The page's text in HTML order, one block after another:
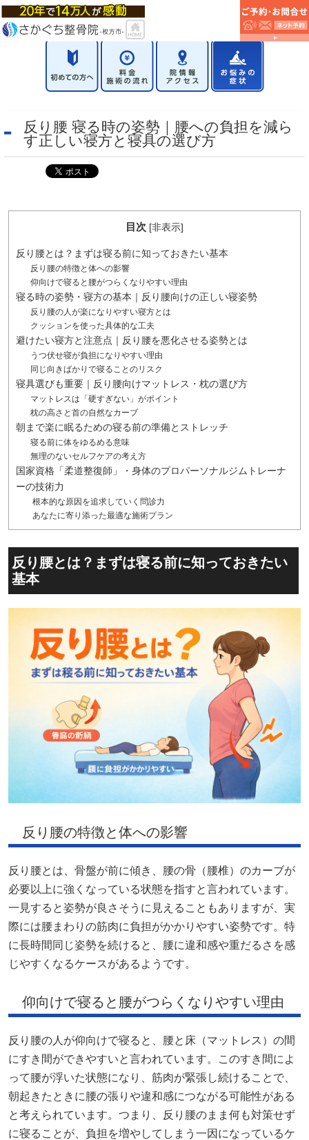
反り腰 寝る時の姿勢｜腰への負担を減ら
す正しい寝方と寝具の選び方
目次 [非表示]
反り腰とは？まずは寝る前に知っておきたい基本
反り腰の特徴と体への影響
仰向けで寝ると腰がつらくなりやすい理由
寝る時の姿勢・寝方の基本｜反り腰向けの正しい寝姿勢
反り腰の人が楽になりやすい寝方とは
クッションを使った具体的な工夫
避けたい寝方と注意点｜反り腰を悪化させる姿勢とは
うつ伏せ寝が負担になりやすい理由
同じ向きばかりで寝ることのリスク
寝具選びも重要｜反り腰向けマットレス・枕の選び方
マットレスは「硬すぎない」がポイント
枕の高さと首の自然なカーブ
朝まで楽に眠るための寝る前の準備とストレッチ
寝る前に体をゆるめる意味
無理のないセルフケアの考え方
国家資格「柔道整復師」・身体のプロパーソナルジムトレーナ
ーの技術力
根本的な原因を追求していく問診力
あなたに寄り添った最適な施術プラン
反り腰とは？まずは寝る前に知っておきたい
基本
反り腰の特徴と体への影響
反り腰とは、骨盤が前に傾き、腰の骨（腰椎）のカーブが
必要以上に強くなっている状態を指すと言われています。
一見すると姿勢が良さそうに見えることもありますが、実
際には腰まわりの筋肉に負担がかかりやすい姿勢です。特
に長時間同じ姿勢を続けると、腰に違和感や重だるさを感
じやすくなるケースがあるようです。
仰向けで寝ると腰がつらくなりやすい理由
反り腰の人が仰向けで寝ると、腰と床（マットレス）の間
にすき間ができやすいと言われています。このすき間によ
って腰が浮いた状態になり、筋肉が緊張し続けることで、
朝起きたときに腰の張りや違和感につながる可能性がある
と考えられています。つまり、反り腰のまま何も対策せず
に寝ることが、負担を増やしてしまう一因になっているケ